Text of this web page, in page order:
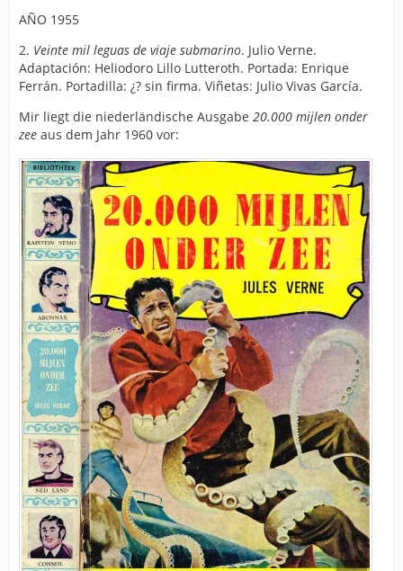
AÑO 1955
2. Veinte mil leguas de viaje submarino. Julio Verne.
Adaptación: Heliodoro Lillo Lutteroth. Portada: Enrique
Ferrán. Portadilla: ¿? sin firma. Viñetas: Julio Vivas García.
Mir liegt die niederländische Ausgabe 20.000 mijlen onder
zee aus dem Jahr 1960 vor: